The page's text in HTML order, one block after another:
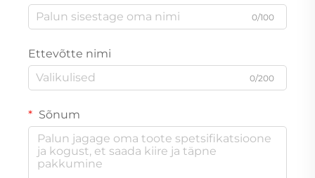
0/100
Ettevõtte nimi
0/200
Sõnum